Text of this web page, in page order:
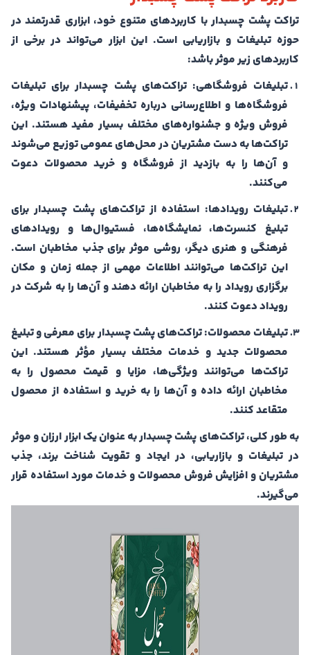
تراکت پشت چسبدار با کاربردهای متنوع خود، ابزاری قدرتمند در
حوزه تبلیغات و بازاریابی است. این ابزار می‌تواند در برخی از
کاربردهای زیر موثر باشد:
تبلیغات فروشگاهی: تراکت‌های پشت چسبدار برای تبلیغات
فروشگاه‌ها و اطلاع‌رسانی درباره تخفیفات، پیشنهادات ویژه،
فروش ویژه و جشنواره‌های مختلف بسیار مفید هستند. این
تراکت‌ها به دست مشتریان در محل‌های عمومی توزیع می‌شوند
و آن‌ها را به بازدید از فروشگاه و خرید محصولات دعوت
می‌کنند.
تبلیغات رویدادها: استفاده از تراکت‌های پشت چسبدار برای
تبلیغ کنسرت‌ها، نمایشگاه‌ها، فستیوال‌ها و رویدادهای
فرهنگی و هنری دیگر، روشی موثر برای جذب مخاطبان است.
این تراکت‌ها می‌توانند اطلاعات مهمی از جمله زمان و مکان
برگزاری رویداد را به مخاطبان ارائه دهند و آن‌ها را به شرکت در
رویداد دعوت کنند.
تبلیغات محصولات:تراکت‌های پشت چسبدار برای معرفی و تبلیغ
محصولات جدید و خدمات مختلف بسیار مؤثر هستند. این
تراکت‌ها می‌توانند ویژگی‌ها، مزایا و قیمت محصول را به
مخاطبان ارائه داده و آن‌ها را به خرید و استفاده از محصول
متقاعد کنند.
به طور کلی، تراکت‌های پشت چسبدار به عنوان یک ابزار ارزان و موثر
در تبلیغات و بازاریابی، در ایجاد و تقویت شناخت برند، جذب
مشتریان و افزایش فروش محصولات و خدمات مورد استفاده قرار
می‌گیرند.